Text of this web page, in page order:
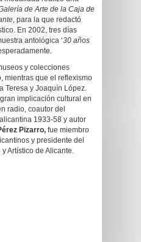
de Arte de la Caja de
, para la que redactó
En 2002, tres días
antológica ‘30 años
y colecciones
mientras que el reflexismo
Teresa y Joaquín López.
implicación cultural en
radio, coautor del
1933-58 y autor
Pizarro, fue miembro
y presidente del
Artístico de Alicante.